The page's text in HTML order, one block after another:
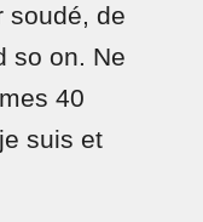
soudé, de
so on. Ne
40
suis et